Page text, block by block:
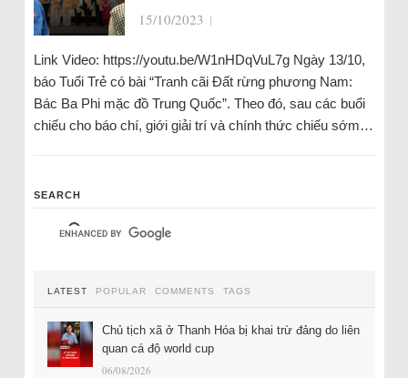
15/10/2023 |
Link Video: https://youtu.be/W1nHDqVuL7g Ngày 13/10,
báo Tuổi Trẻ có bài “Tranh cãi Đất rừng phương Nam:
Bác Ba Phi mặc đồ Trung Quốc”. Theo đó, sau các buổi
chiếu cho báo chí, giới giải trí và chính thức chiếu sớm…
SEARCH
LATEST POPULAR COMMENTS TAGS
Chủ tịch xã ở Thanh Hóa bị khai trừ đảng do liên
quan cá độ world cup
06/08/2026